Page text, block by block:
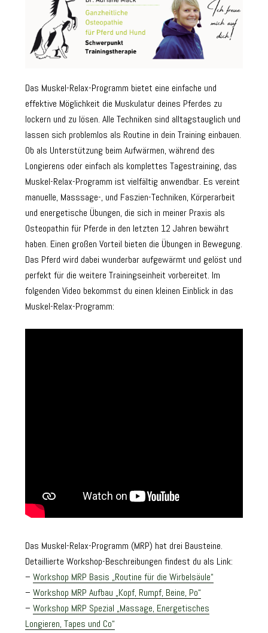
Das Muskel-Relax-Programm bietet eine einfache und
effektive Möglichkeit die Muskulatur deines Pferdes zu
lockern und zu lösen. Alle Techniken sind alltagstauglich und
lassen sich problemlos als Routine in dein Training einbauen.
Ob als Unterstützung beim Aufwärmen, während des
Longierens oder einfach als komplettes Tagestraining, das
Muskel-Relax-Programm ist vielfältig anwendbar. Es vereint
manuelle, Masssage-, und Faszien-Techniken, Körperarbeit
und energetische Übungen, die sich in meiner Praxis als
Osteopathin für Pferde in den letzten 12 Jahren bewährt
haben. Einen großen Vorteil bieten die Übungen in Bewegung.
Das Pferd wird dabei wunderbar aufgewärmt und gelöst und
perfekt für die weitere Trainingseinheit vorbereitet. Im
folgenden Video bekommst du einen kleinen Einblick in das
Muskel-Relax-Programm:
Das Muskel-Relax-Programm (MRP) hat drei Bausteine.
Detaillierte Workshop-Beschreibungen findest du als Link:
– Workshop MRP Basis „Routine für die Wirbelsäule“
– Workshop MRP Aufbau „Kopf, Rumpf, Beine, Po“
– Workshop MRP Spezial „Massage, Energetisches
Longieren, Tapes und Co“